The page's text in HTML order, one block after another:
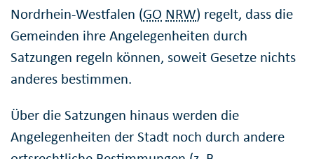
Nordrhein-Westfalen (GO NRW) regelt, dass die
Gemeinden ihre Angelegenheiten durch
Satzungen regeln können, soweit Gesetze nichts
anderes bestimmen.
Über die Satzungen hinaus werden die
Angelegenheiten der Stadt noch durch andere